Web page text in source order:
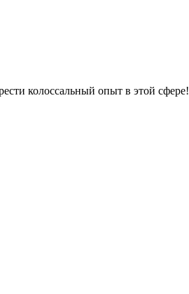
колоссальный опыт в этой сфере!